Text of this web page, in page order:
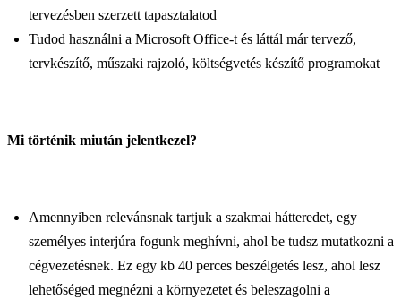
tervezésben szerzett tapasztalatod
Tudod használni a Microsoft Office-t és láttál már tervező,
tervkészítő, műszaki rajzoló, költségvetés készítő programokat
Mi történik miután jelentkezel?
Amennyiben relevánsnak tartjuk a szakmai hátteredet, egy
személyes interjúra fogunk meghívni, ahol be tudsz mutatkozni a
cégvezetésnek. Ez egy kb 40 perces beszélgetés lesz, ahol lesz
lehetőséged megnézni a környezetet és beleszagolni a